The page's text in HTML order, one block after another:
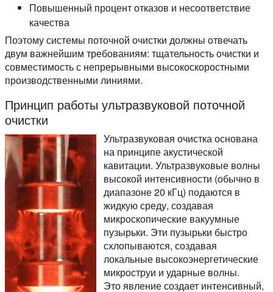
Повышенный процент отказов и несоответствие
качества
Поэтому системы поточной очистки должны отвечать
двум важнейшим требованиям: тщательность очистки и
совместимость с непрерывными высокоскоростными
производственными линиями.
Принцип работы ультразвуковой поточной
очистки
Ультразвуковая очистка основана
на принципе акустической
кавитации. Ультразвуковые волны
высокой интенсивности (обычно в
диапазоне 20 кГц) подаются в
жидкую среду, создавая
микроскопические вакуумные
пузырьки. Эти пузырьки быстро
схлопываются, создавая
локальные высокоэнергетические
микроструи и ударные волны.
Это явление создает интенсивный,